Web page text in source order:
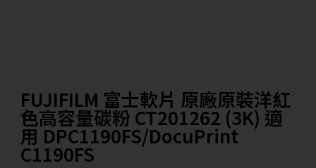
FUJIFILM 富士軟片 原廠原裝洋紅
色高容量碳粉 CT201262 (3K) 適
用 DPC1190FS/DocuPrint
C1190FS